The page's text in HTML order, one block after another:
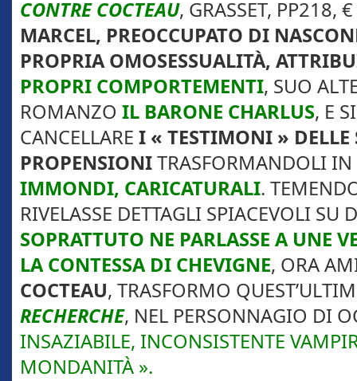
CONTRE COCTEAU, GRASSET, PP218,
MARCEL, PREOCCUPATO DI
PROPRIA OMOSESSUALITÀ,
PROPRI COMPORTEMENTI, SUO
ROMANZO IL BARONE CHARLUS, E
CANCELLARE I « TESTIMONI » DELLE
PROPENSIONITRASFORMANDOLI IN
IMMONDI, CARICATURALI.
RIVELASSE DETTAGLI SPIACEVOLI SU
SOPRATTUTO NE PARLASSE A UNE
LA CONTESSA DI CHEVIGNE, ORA
COCTEAU, TRASFORMO
RECHERCHE, NEL PERSONNAGIO DI
INSAZIABILE, INCONSISTENTE
MONDANITÀ ».